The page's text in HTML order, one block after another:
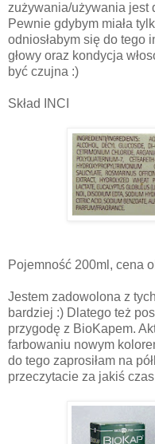
zużywania/używania jest
Pewnie gdybym miała
odniosłabym się do tego
głowy oraz kondycja
być czujna :)
Skład INCI
Pojemność 200ml, cena
Jestem zadowolona z
bardziej :) Dlatego też
przygodę z BioKapem.
farbowaniu nowym
do tego zaprosiłam na
przeczytacie za jakiś